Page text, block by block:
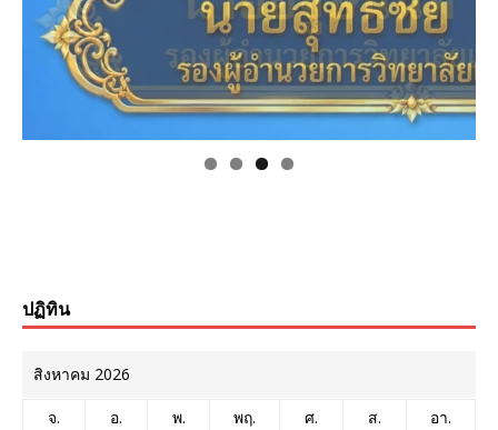
ปฏิทิน
สิงหาคม 2026
จ. อ. พ. พฤ. ศ. ส.
อา.